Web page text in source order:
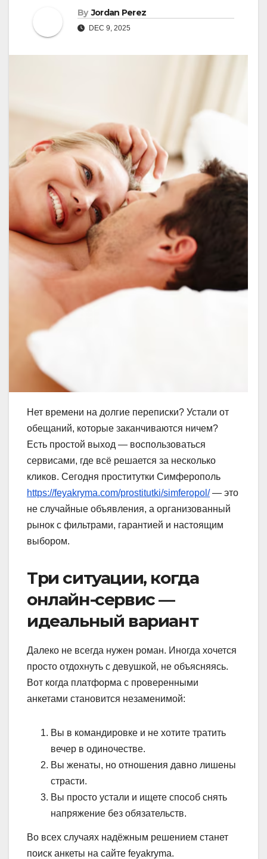
By Jordan Perez
DEC 9, 2025
Нет времени на долгие переписки? Устали от
обещаний, которые заканчиваются ничем?
Есть простой выход — воспользоваться
сервисами, где всё решается за несколько
кликов. Сегодня проститутки Симферополь
https://feyakryma.com/prostitutki/simferopol/— это
не случайные объявления, а организованный
рынок с фильтрами, гарантией и настоящим
выбором.
Три ситуации, когда
онлайн-сервис —
идеальный вариант
Далеко не всегда нужен роман. Иногда хочется
просто отдохнуть с девушкой, не объясняясь.
Вот когда платформа с проверенными
анкетами становится незаменимой:
Вы в командировке и не хотите тратить
вечер в одиночестве.
Вы женаты, но отношения давно лишены
страсти.
Вы просто устали и ищете способ снять
напряжение без обязательств.
Во всех случаях надёжным решением станет
поиск анкеты на сайте feyakryma.